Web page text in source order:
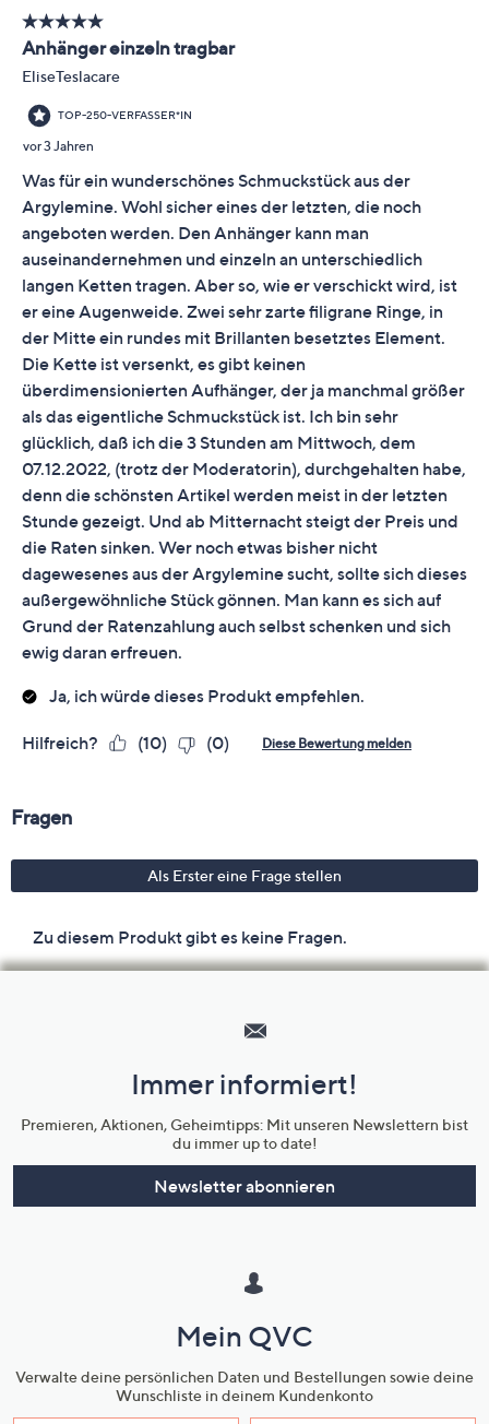
Unternehmensinformationen
Immer informiert!
Premieren, Aktionen, Geheimtipps: Mit unseren Newslettern bist
du immer up to date!
Newsletter abonnieren
Mein QVC
Verwalte deine persönlichen Daten und Bestellungen sowie deine
Wunschliste in deinem Kundenkonto